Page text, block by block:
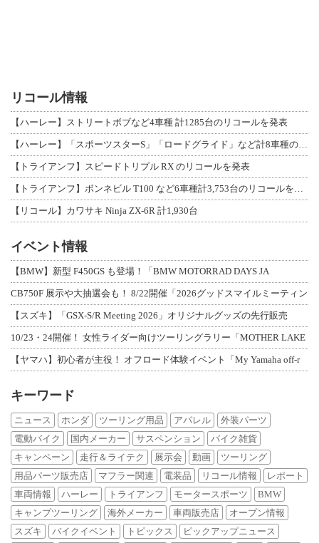
リコール情報
【ハーレー】ストリートボブなど4車種 計1285台のリコールを発表
【ハーレー】「スポーツスターS」「ロードグライド」など計8車種のリコールを発表
【トライアンフ】スピードトリプル RX のリコールを発表
【トライアンフ】ボンネビル T100 など6車種計3,753台のリコールを発表
【リコール】カワサキ Ninja ZX-6R 計1,930台
イベント情報
【BMW】新型 F450GS も登場！「BMW MOTORRAD DAYS JA
CB750F 展示や大抽選会も！ 8/22開催「2026グッドスマイルミーティン
【スズキ】「GSX-S/R Meeting 2026」オリジナルグッズの先行販売
10/23・24開催！ 女性ライダー向けツーリングラリー「MOTHER LAKE
【ヤマハ】初心者が主役！ オフロード体験イベント「My Yamaha off-r
キーワード
ニュース ホンダ ツーリング用品 アパレル
外装パーツ
電動バイク
国内メーカー サスペンション
バイク雑貨
キャンペーン
走行＆ライテク 展示会 動画
ツーリング
用品パーツ販売店
マフラー関連 電装品 リコール情報
レポート
車両情報
ハーレー トライアンフ モータースポーツ
BMW
キャンプツーリング
海外メーカー 車両販売店
オープン情報
スズキ
バイクイベント トピックス ピックアップニュース